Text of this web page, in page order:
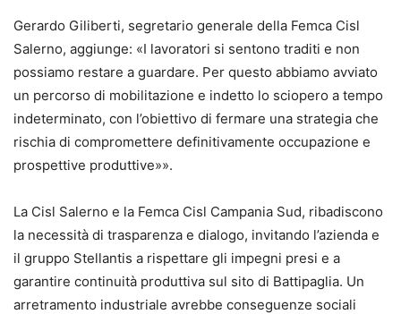
Gerardo Giliberti, segretario generale della Femca Cisl
Salerno, aggiunge: «I lavoratori si sentono traditi e non
possiamo restare a guardare. Per questo abbiamo avviato
un percorso di mobilitazione e indetto lo sciopero a tempo
indeterminato, con l’obiettivo di fermare una strategia che
rischia di compromettere definitivamente occupazione e
prospettive produttive»».
La Cisl Salerno e la Femca Cisl Campania Sud, ribadiscono
la necessità di trasparenza e dialogo, invitando l’azienda e
il gruppo Stellantis a rispettare gli impegni presi e a
garantire continuità produttiva sul sito di Battipaglia. Un
arretramento industriale avrebbe conseguenze sociali